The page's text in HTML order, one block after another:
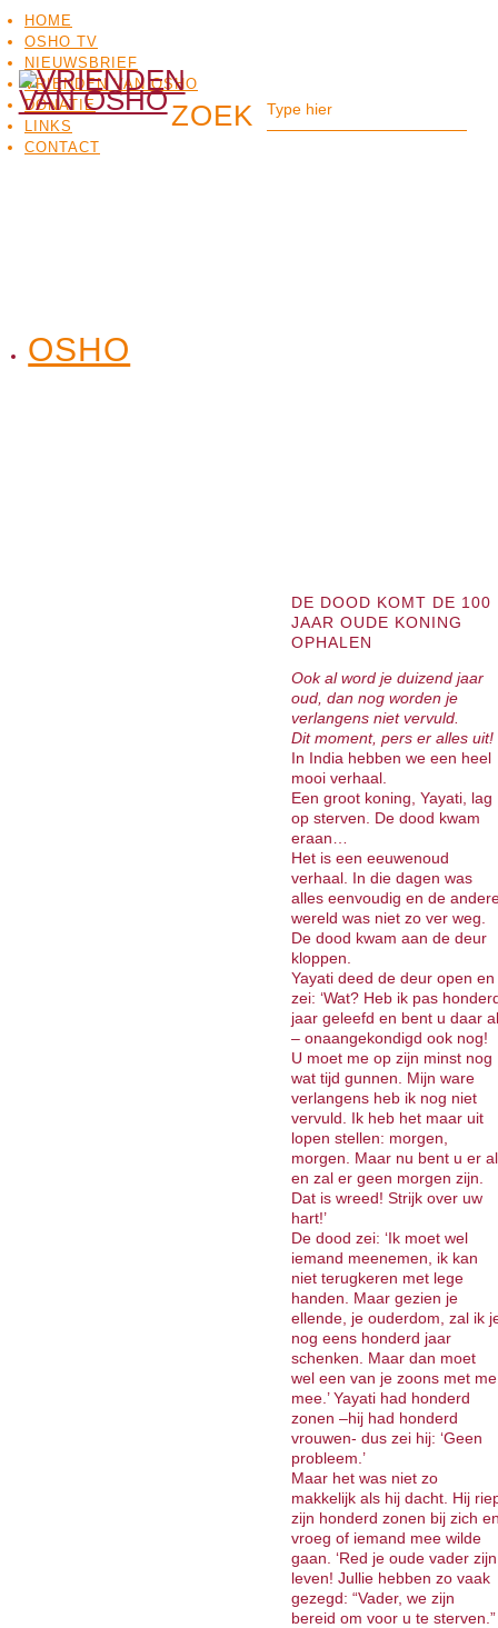
HOME
OSHO TV
NIEUWSBRIEF
VRIENDEN VAN OSHO
DONATIE
LINKS
CONTACT
OSHOOSHO
DE DOOD KOMT DE 100
JAAR OUDE KONING
OPHALEN
Ook al word je duizend jaar
oud, dan nog worden je
verlangens niet vervuld.
Dit moment, pers er alles uit!
In India hebben we een heel
mooi verhaal.
Een groot koning, Yayati, lag
op sterven. De dood kwam
eraan…
Het is een eeuwenoud
verhaal. In die dagen was
alles eenvoudig en de
wereld was niet zo ver weg.
De dood kwam aan de deur
kloppen.
Yayati deed de deur open en
zei: ‘Wat? Heb ik pas
jaar geleefd en bent u daar al
– onaangekondigd ook nog!
U moet me op zijn minst nog
wat tijd gunnen. Mijn ware
verlangens heb ik nog niet
vervuld. Ik heb het maar uit
lopen stellen: morgen,
morgen. Maar nu bent u er al
en zal er geen morgen zijn.
Dat is wreed! Strijk over uw
hart!’
De dood zei: ‘Ik moet wel
iemand meenemen, ik kan
niet terugkeren met lege
handen. Maar gezien je
ellende, je ouderdom, zal ik
nog eens honderd jaar
schenken. Maar dan moet
wel een van je zoons met me
mee.’ Yayati had honderd
zonen –hij had honderd
vrouwen- dus zei hij: ‘Geen
probleem.’
Maar het was niet zo
makkelijk als hij dacht. Hij
zijn honderd zonen bij zich
vroeg of iemand mee wilde
gaan. ‘Red je oude vader zijn
leven! Jullie hebben zo vaak
gezegd: “Vader, we zijn
bereid om voor u te sterven.”